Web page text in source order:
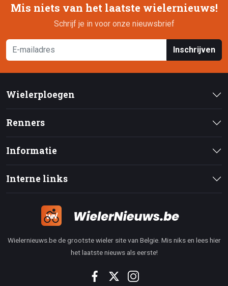
Mis niets van het laatste wielernieuws!
Schrijf je in voor onze nieuwsbrief
Inschrijven
Wielerploegen
Renners
Informatie
Interne links
Wielernieuws.be de grootste wieler site van Belgie. Mis niks en lees hier
het laatste nieuws als eerste!